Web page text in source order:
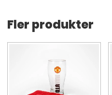
Fler produkter